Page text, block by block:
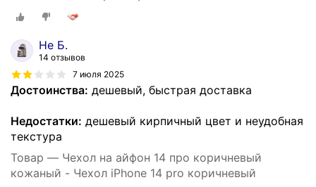
Не Б.
14 отзывов
7 июля 2025
Достоинства: дешевый, быстрая доставка
Недостатки: дешевый кирпичный цвет и неудобная
текстура
Товар — Чехол на айфон 14 про коричневый
кожаный - Чехол iPhone 14 pro коричневый